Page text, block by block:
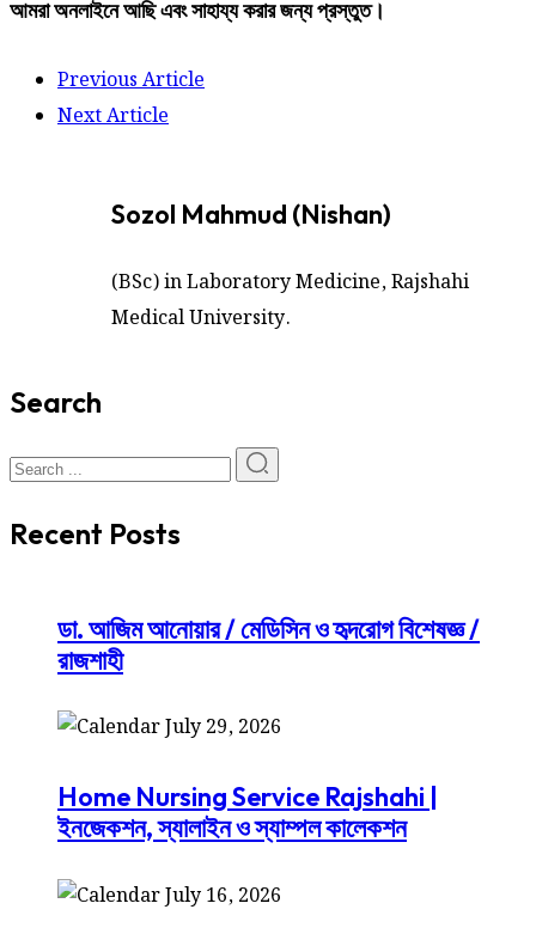
আমরাঅনলাইনেআছিএবংসাহায্যকরারজন্যপ্রস্তুত।
Previous Article
Next Article
Sozol Mahmud (Nishan)
(BSc) in Laboratory Medicine, Rajshahi
Medical University.
Search
Recent Posts
ডা. আজিম আনোয়ার / মেডিসিন ও হৃদরোগ বিশেষজ্ঞ /
রাজশাহী
July 29, 2026
Home Nursing Service Rajshahi |
ইনজেকশন, স্যালাইন ও স্যাম্পল কালেকশন
July 16, 2026